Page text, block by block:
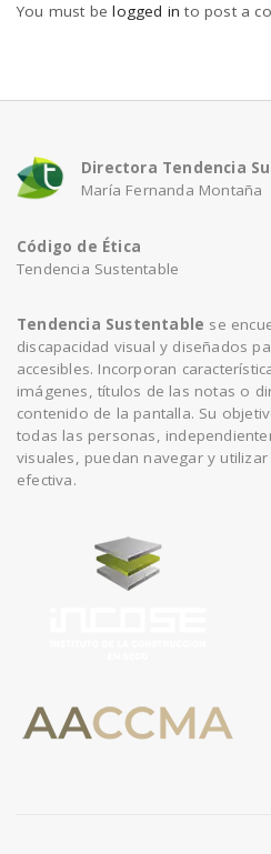
You must belogged in to post a
Directora Tendencia
María Fernanda Montaña
Código de Ética
Tendencia Sustentable
Tendencia Sustentable se
discapacidad visual y diseñados
accesibles. Incorporan
imágenes, títulos de las notas o
contenido de la pantalla. Su
todas las personas,
visuales, puedan navegar y
efectiva.